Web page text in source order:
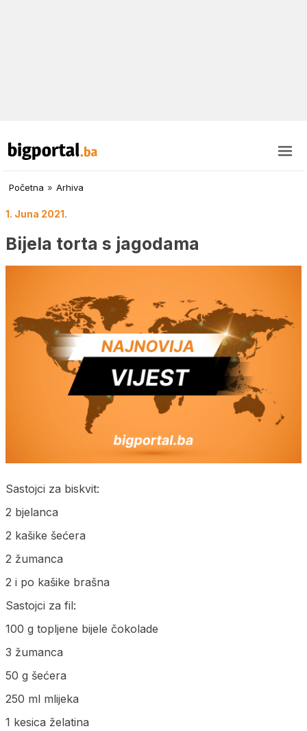
Početna » Arhiva
1. Juna 2021.
Bijela torta s jagodama
Sas­toj­ci za bis­kvit:
2 bje­lan­ca
2 ka­ši­ke šećera
2 žuman­ca
2 i po ka­ši­ke bra­šna
Sas­toj­ci za fil:
100 g to­plje­ne bi­je­le čoko­la­de
3 žuman­ca
50 g šećera
250 ml mli­je­ka
1 ke­si­ca žela­ti­na